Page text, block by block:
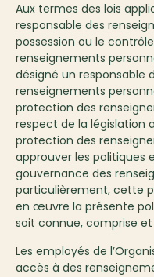
Aux termes des lois
responsable des
possession ou le
renseignements
désigné un responsable
renseignements
protection des
respect de la législation
protection des
approuver les politiques
gouvernance des
particulièrement, cette
en œuvre la présente
soit connue, comprise
Les employés de
accès à des